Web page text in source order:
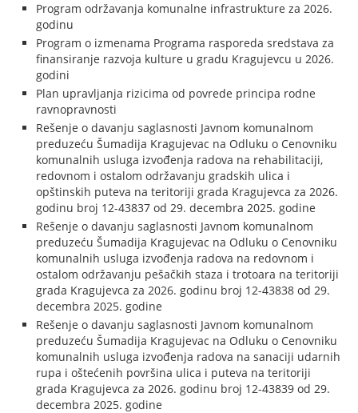
Program održavanja komunalne infrastrukture za 2026.
godinu
Program o izmenama Programa rasporeda sredstava za
finansiranje razvoja kulture u gradu Kragujevcu u 2026.
godini
Plan upravljanja rizicima od povrede principa rodne
ravnopravnosti
Rešenje o davanju saglasnosti Javnom komunalnom
preduzeću Šumadija Kragujevac na Odluku o Cenovniku
komunalnih usluga izvođenja radova na rehabilitaciji,
redovnom i ostalom održavanju gradskih ulica i
opštinskih puteva na teritoriji grada Kragujevca za 2026.
godinu broj 12-43837 od 29. decembra 2025. godine
Rešenje o davanju saglasnosti Javnom komunalnom
preduzeću Šumadija Kragujevac na Odluku o Cenovniku
komunalnih usluga izvođenja radova na redovnom i
ostalom održavanju pešačkih staza i trotoara na teritoriji
grada Kragujevca za 2026. godinu broj 12-43838 od 29.
decembra 2025. godine
Rešenje o davanju saglasnosti Javnom komunalnom
preduzeću Šumadija Kragujevac na Odluku o Cenovniku
komunalnih usluga izvođenja radova na sanaciji udarnih
rupa i oštećenih površina ulica i puteva na teritoriji
grada Kragujevca za 2026. godinu broj 12-43839 od 29.
decembra 2025. godine